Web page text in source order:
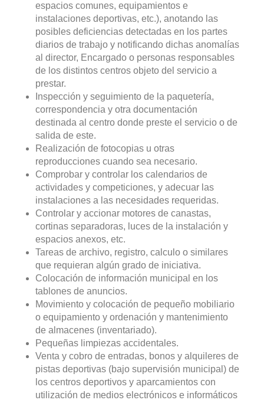
espacios comunes, equipamientos e
instalaciones deportivas, etc.), anotando las
posibles deficiencias detectadas en los partes
diarios de trabajo y notificando dichas anomalías
al director, Encargado o personas responsables
de los distintos centros objeto del servicio a
prestar.
Inspección y seguimiento de la paquetería,
correspondencia y otra documentación
destinada al centro donde preste el servicio o de
salida de este.
Realización de fotocopias u otras
reproducciones cuando sea necesario.
Comprobar y controlar los calendarios de
actividades y competiciones, y adecuar las
instalaciones a las necesidades requeridas.
Controlar y accionar motores de canastas,
cortinas separadoras, luces de la instalación y
espacios anexos, etc.
Tareas de archivo, registro, calculo o similares
que requieran algún grado de iniciativa.
Colocación de información municipal en los
tablones de anuncios.
Movimiento y colocación de pequeño mobiliario
o equipamiento y ordenación y mantenimiento
de almacenes (inventariado).
Pequeñas limpiezas accidentales.
Venta y cobro de entradas, bonos y alquileres de
pistas deportivas (bajo supervisión municipal) de
los centros deportivos y aparcamientos con
utilización de medios electrónicos e informáticos